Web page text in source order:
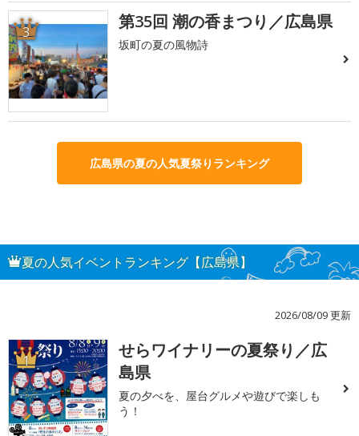
3 第35回 潮の香まつり／広島県
坂町の夏の風物詩
広島県の夏の人気夏祭りランキング
夏の人気イベントランキング【広島県】
2026/08/09 更新
1
せらワイナリーの夏祭り／広
島県
夏の夕べを、屋台グルメや遊びで楽しも
う！